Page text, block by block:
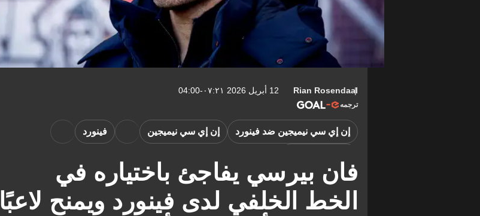
Rian Rosendaal 12 أبريل 2026 ٠٧:٢١-04:00
ترجمه
فان بيرسي يفاجئ باختياره في
الخط الخلفي لدى فينورد ويمنح لاعبًا
إن إي سي نيميجين ضد فينورد إن إي سي نيميجين فينورد